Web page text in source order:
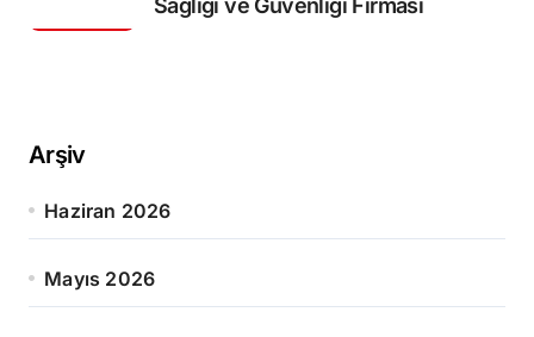
Arşiv
Haziran 2026
Mayıs 2026